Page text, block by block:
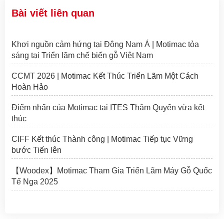
Bài viết liên quan
Khơi nguồn cảm hứng tại Đông Nam Á | Motimac tỏa
sáng tại Triển lãm chế biến gỗ Việt Nam
CCMT 2026 | Motimac Kết Thúc Triển Lãm Một Cách
Hoàn Hảo
Điểm nhấn của Motimac tại ITES Thâm Quyến vừa kết
thúc
CIFF Kết thúc Thành công | Motimac Tiếp tục Vững
bước Tiến lên
【Woodex】Motimac Tham Gia Triển Lãm Máy Gỗ Quốc
Tế Nga 2025